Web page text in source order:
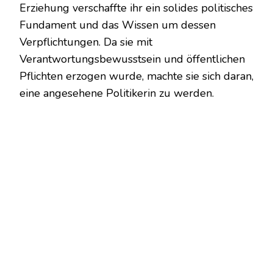
Erziehung verschaffte ihr ein solides politisches
Fundament und das Wissen um dessen
Verpflichtungen. Da sie mit
Verantwortungsbewusstsein und öffentlichen
Pflichten erzogen wurde, machte sie sich daran,
eine angesehene Politikerin zu werden.